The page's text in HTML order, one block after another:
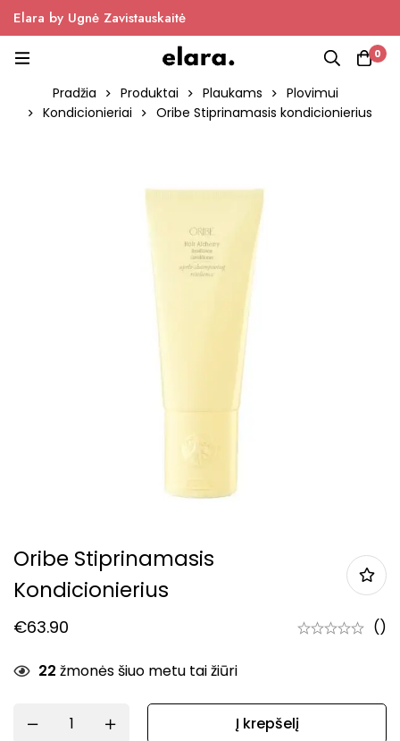
Elara by Ugnė Zavistauskaitė
0
Pradžia Produktai Plaukams
Plovimui
Kondicionieriai
Oribe Stiprinamasis kondicionierius
Oribe Stiprinamasis
Kondicionierius
€63.90 ()
22 žmonės šiuo metu tai žiūri
Į krepšelį